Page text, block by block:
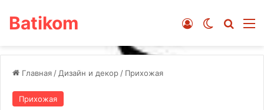
Batikom Switch skin
Войти
Главная / Дизайн и декор / Прихожая
Прихожая